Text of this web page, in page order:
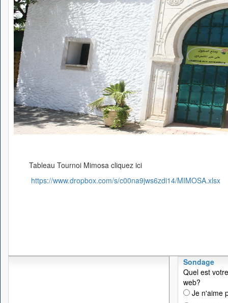
Tableau Tournoi Mimosa cliquez ici
https://www.dropbox.com/s/c00na9jws6zdi14/MIMOSA.xlsx
Sondage
Quel est
web?
Je n'aime